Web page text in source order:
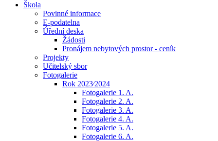
Škola
Povinné informace
E-podatelna
Úřední deska
Žádosti
Pronájem nebytových prostor - ceník
Projekty
Učitelský sbor
Fotogalerie
Rok 2023⁄2024
Fotogalerie 1. A.
Fotogalerie 2. A.
Fotogalerie 3. A.
Fotogalerie 4. A.
Fotogalerie 5. A.
Fotogalerie 6. A.